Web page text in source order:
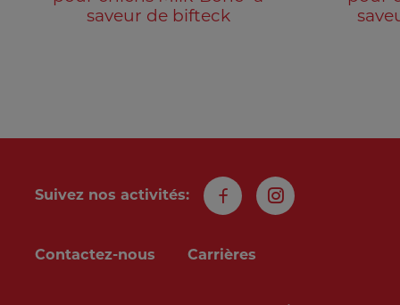
saveur de bifteck
Suivez nos activités:
FacebookInstagram
Contactez-nous Carrières